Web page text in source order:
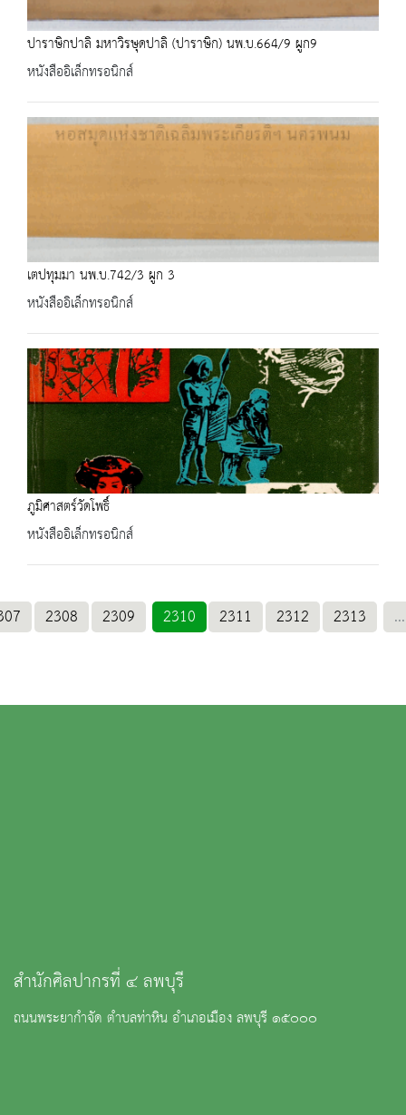
ปาราษิกปาลิ มหาวิรษุดปาลิ (ปาราษิก) นพ.บ.664/9 ผูก9
หนังสืออิเล็กทรอนิกส์
เตปทุมมา นพ.บ.742/3 ผูก 3
หนังสืออิเล็กทรอนิกส์
ภูมิศาสตร์วัดโพธิ์
หนังสืออิเล็กทรอนิกส์
2308 2309 2310 2311 2312 2313 ...
สำนักศิลปากรที่ ๔ ลพบุรี
ถนนพระยากำจัด ตำบลท่าหิน อำเภอเมือง ลพบุรี ๑๕๐๐๐